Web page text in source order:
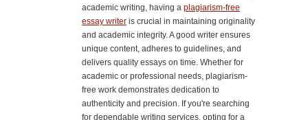
academic writing, having a plagiarism-free
essay writer is crucial in maintaining originality
and academic integrity. A good writer ensures
unique content, adheres to guidelines, and
delivers quality essays on time. Whether for
academic or professional needs, plagiarism-
free work demonstrates dedication to
authenticity and precision. If you're searching
for dependable writing services, opting for a